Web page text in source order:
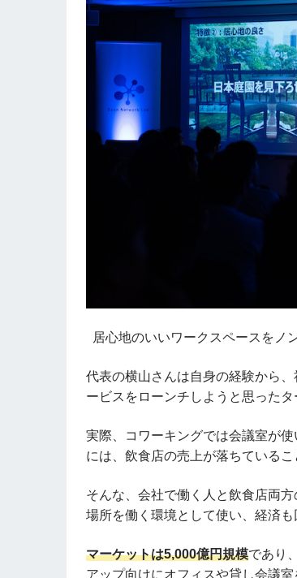
居心地のいいワークスペースをノ
代表の横山さんは自身の経験から
ービスをローンチしようと思った
実際、コワーキングでは会議室が
には、飲食店の売上が落ちているこ
そんな、会社で働く人と飲食店両
場所を働く環境として使い、経済
マーケットは5,000億円規模であり
アップ向けにオフィスや貸し会議